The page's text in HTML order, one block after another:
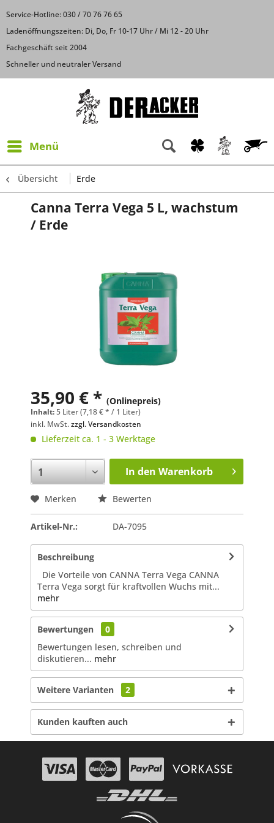
Service-Hotline: 030 / 70 76 76 65
Ladenöffnungszeiten: Di, Do, Fr 10-17 Uhr / Mi 12 - 20 Uhr
Fachgeschäft seit 2004
Schneller und neutraler Versand
Menü
Übersicht Erde
Canna Terra Vega 5 L, wachstum
/ Erde
35,90 € * (Onlinepreis)
Inhalt:5 Liter (7,18 € * / 1 Liter)
inkl. MwSt.zzgl. Versandkosten
Lieferzeit ca. 1 - 3 Werktage
In den Warenkorb
Merken Bewerten
Artikel-Nr.: DA-7095
Beschreibung
Die Vorteile von CANNA Terra Vega CANNA
Terra Vega sorgt für kraftvollen Wuchs mit...
mehr
Bewertungen
0
Bewertungen lesen, schreiben und
diskutieren... mehr
Weitere Varianten 2
Kunden kauften auch